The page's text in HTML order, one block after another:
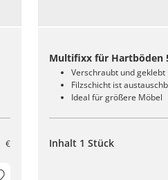
€
Multifixx für Hartböden
Verschraubt und geklebt
Filzschicht ist
Ideal für größere Möbel
Inhalt 1 Stück